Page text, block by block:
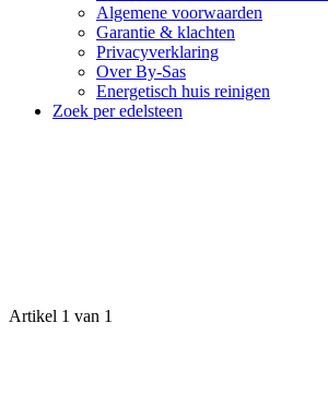
Algemene voorwaarden
Garantie & klachten
Privacyverklaring
Over By-Sas
Energetisch huis reinigen
Zoek per edelsteen
Artikel 1 van 1